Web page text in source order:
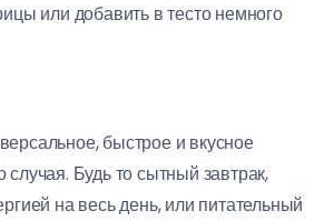
или добавить в тесто немного
быстрое и вкусное
Будь то сытный завтрак,
на весь день, или питательный